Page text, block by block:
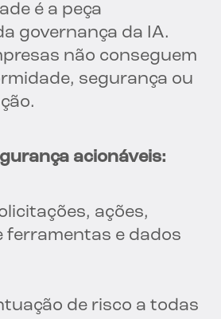
é a peça
governança da IA.
não conseguem
segurança ou
acionáveis:
ações,
ferramentas e dados
de risco a todas